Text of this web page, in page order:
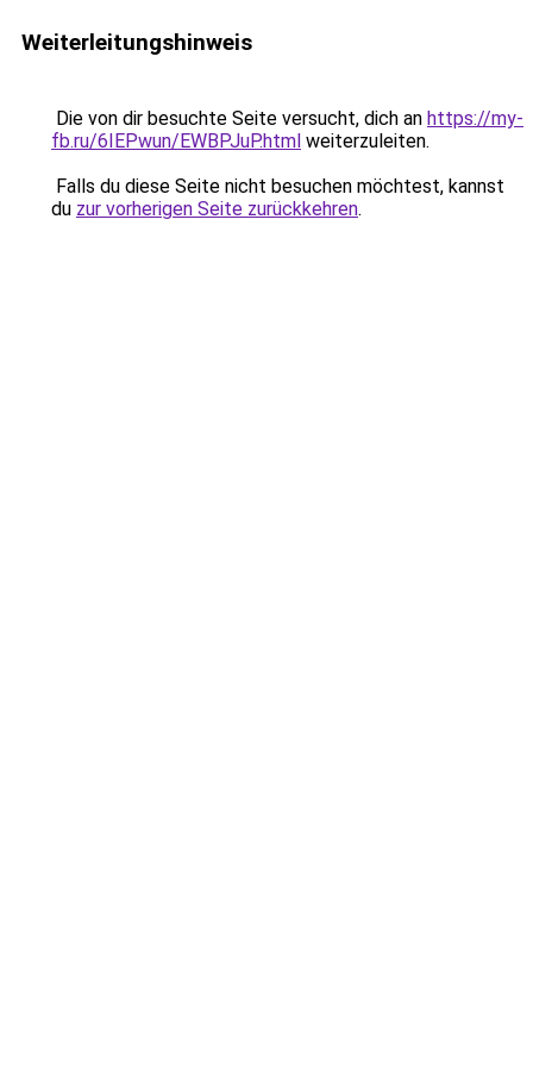
Weiterleitungshinweis
Die von dir besuchte Seite versucht, dich an https://my-
fb.ru/6IEPwun/EWBPJuP.html weiterzuleiten.
Falls du diese Seite nicht besuchen möchtest, kannst
du zur vorherigen Seite zurückkehren.